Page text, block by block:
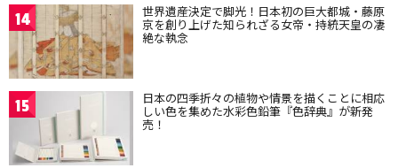
14 世界遺産決定で脚光！日本初の巨大都城・藤原
京を創り上げた知られざる女帝・持統天皇の凄
絶な執念
15 日本の四季折々の植物や情景を描くことに相応
しい色を集めた水彩色鉛筆『色辞典』が新発
売！